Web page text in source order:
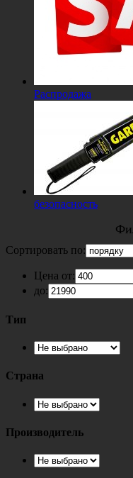
Распродажа
безопасность
Сортировать по:
Цена от:
до:
Тип
Страна
Производитель